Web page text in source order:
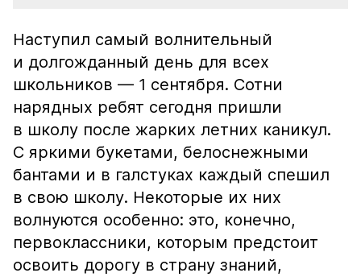
Наступил самый волнительный
и долгожданный день для всех
школьников — 1 сентября. Сотни
нарядных ребят сегодня пришли
в школу после жарких летних каникул.
С яркими букетами, белоснежными
бантами и в галстуках каждый спешил
в свою школу. Некоторые их них
волнуются особенно: это, конечно,
первоклассники, которым предстоит
освоить дорогу в страну знаний,